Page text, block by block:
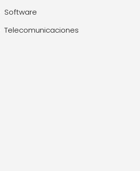
Software
Telecomunicaciones